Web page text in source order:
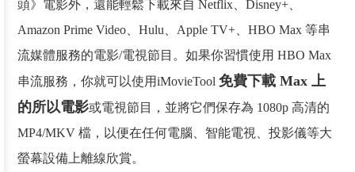
頭》電影外，還能輕鬆下載來自 Netflix、Disney+、
Amazon Prime Video、Hulu、Apple TV+、HBO Max 等串
流媒體服務的電影/電視節目。如果你習慣使用 HBO Max
串流服務，你就可以使用iMovieTool免費下載 Max 上
的所以電影或電視節目，並將它們保存為 1080p 高清的
MP4/MKV 檔，以便在任何電腦、智能電視、投影儀等大
螢幕設備上離線欣賞。